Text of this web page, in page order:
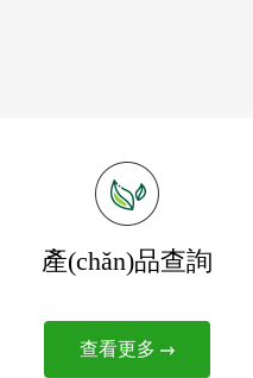
產(chǎn)品查詢
查看更多